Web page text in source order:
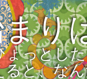
り
っとし
と、な